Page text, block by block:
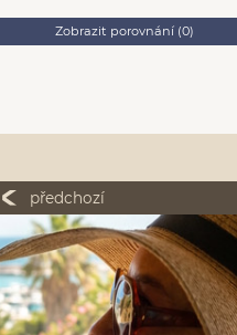
Zobrazit porovnání (0)
předchozí